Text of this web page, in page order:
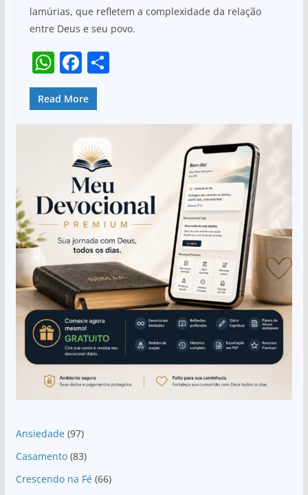
k
lamúrias, que refletem a complexidade da relação
entre Deus e seu povo.
W
h
at
s
p
F
a
c
e
b
o
o
k
S
e
Read More
Ansiedade(97)
Casamento(83)
Crescendo na Fé(66)